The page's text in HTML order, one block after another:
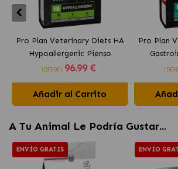
Pro Plan Veterinary Diets HA
Hypoallergenic Pienso
Hipoalergénico para Perros
(DESDE) 96.99 €
Añadir al Carrito
Pro Plan
A Tu Animal Le Podría Gustar...
ENVÍO GRATIS ENVÍO